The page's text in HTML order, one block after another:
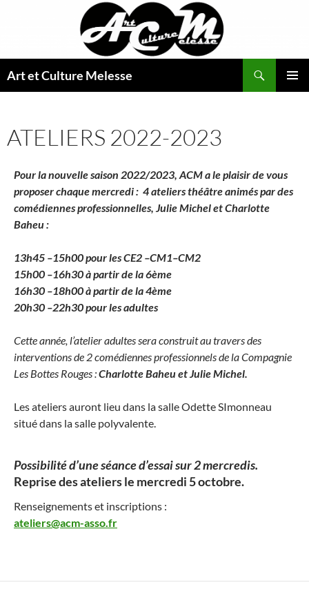
Art et Culture Melesse
ATELIERS 2022-2023
Pour la nouvelle saison 2022/2023, ACM a le plaisir de vous
proposerchaque mercredi : 4 ateliers théâtre animés par des
comédiennesprofessionnelles, Julie Michel et Charlotte
Baheu :
13h45 –15h00 pour les CE2 –CM1–CM2
15h00 –16h30 à partir de la 6ème
16h30 –18h00 à partir de la 4ème
20h30 –22h30 pour les adultes
Cette année, l’atelier adultes sera construit au travers des
interventions de 2 comédiennes professionnels de la Compagnie
Les Bottes Rouges :Charlotte Baheu et Julie Michel.
Les ateliers auront lieu dans la salle Odette SImonneau
situé dans la salle polyvalente.
Possibilité d’une séance d’essai sur 2 mercredis.
Reprise des ateliers le mercredi 5 octobre.
Renseignements et inscriptions :
ateliers@acm-asso.fr